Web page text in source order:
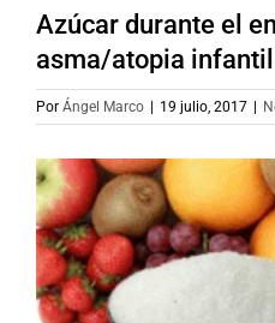
Azúcar durante el
asma/atopia infantil
Por Ángel Marco 19 julio, 2017